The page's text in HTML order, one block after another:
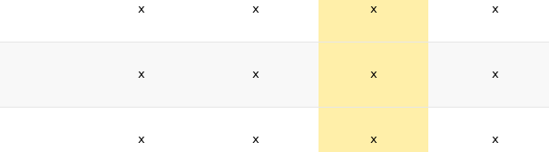
x x x x
x x x x
x x x x